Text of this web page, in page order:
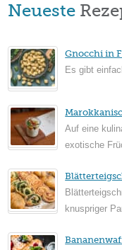
Neueste
Gnocchi in
Es gibt
Auf eine
exotische
knuspriger